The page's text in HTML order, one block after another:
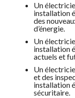
Un
installation
des
d’énergie.
Un
installation
actuels et
Un
et des
installation
sécuritaire.